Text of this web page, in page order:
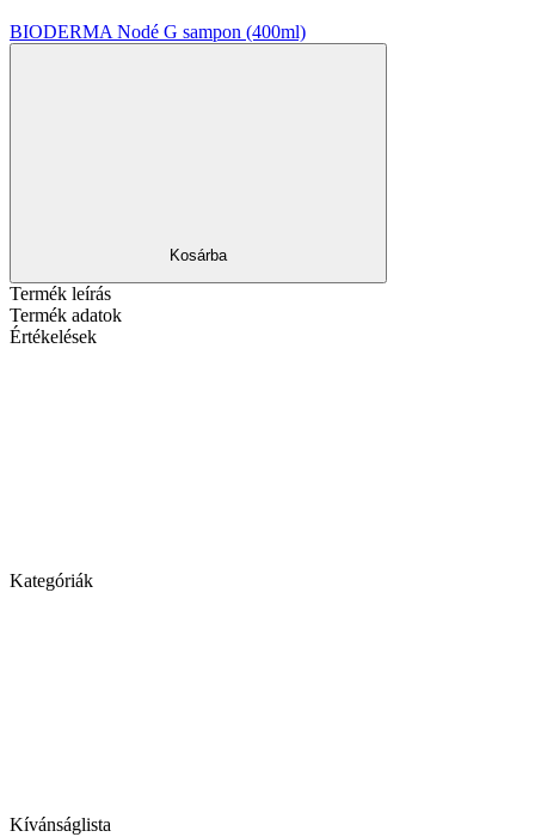
BIODERMA Nodé G sampon (400ml)
Kosárba
Termék leírás
Termék adatok
Értékelések
Kategóriák
Kívánságlista